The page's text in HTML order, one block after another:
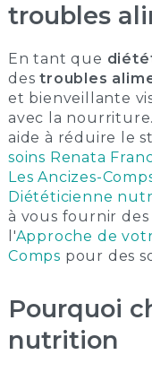
troubles
En tant que
destroubles
et bienveillante
avec la
aide à réduire le
soins Renata
Les Ancizes-
Diététicienne
à vous fournir
l'Approche de
Comps pour des
Pourquoi
nutrition